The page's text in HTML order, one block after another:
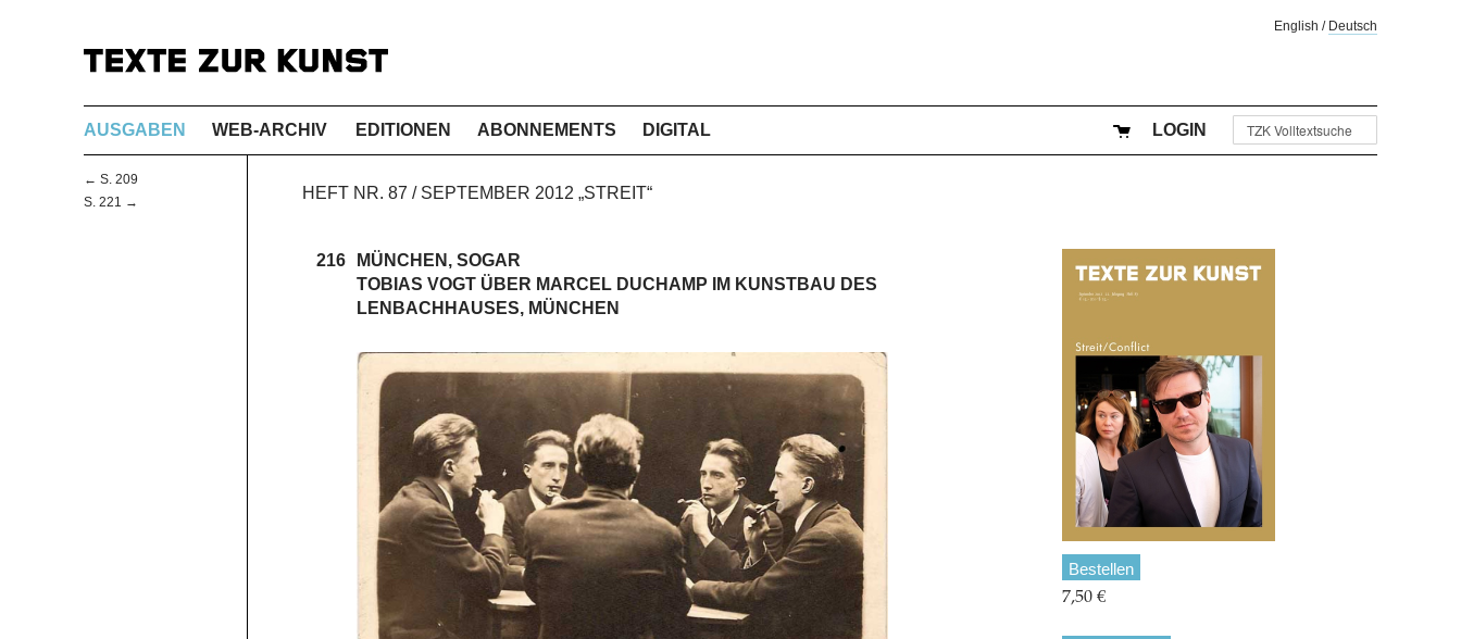
English / Deutsch
AUSGABEN WEB-ARCHIV EDITIONEN ABONNEMENTS DIGITAL LOGIN
← S. 209
S. 221 →
HEFT NR. 87 / SEPTEMBER 2012 „STREIT“
216
MÜNCHEN, SOGAR
TOBIAS VOGT ÜBER MARCEL DUCHAMP IM KUNSTBAU DES
LENBACHHAUSES, MÜNCHEN
Bestellen
7,50 €